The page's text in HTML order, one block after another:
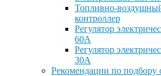
Топливно-
контроллер
Регулятор
60A
Регулятор
30A
Рекомендации по подбору